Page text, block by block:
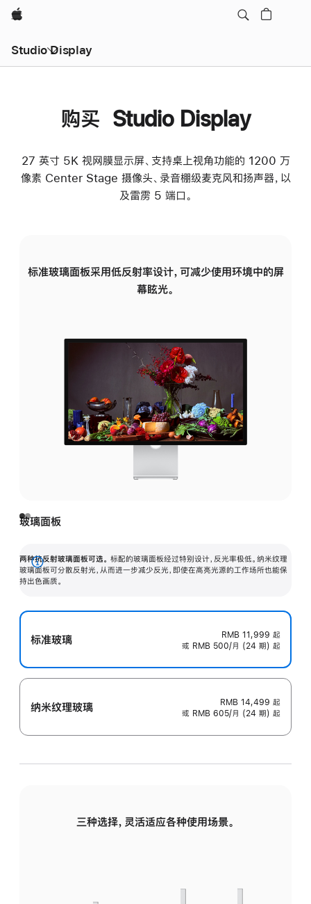
Apple
Studio Display
购买 Studio Display
27 英寸 5K 视网膜显示屏、支持桌上视角功能的 1200 万
像素 Center Stage 摄像头、录音棚级麦克风和扬声器，以
及雷雳 5 端口。
标准玻璃面板采用低反射率设计，可减少使用环境中的屏
幕眩光。
玻璃面板
两种抗反射玻璃面板可选。 标配的玻璃面板经过特别设计，反光率极低。纳米纹理
玻璃面板可分散反射光，从而进一步减少反光，即使在高亮光源的工作场所也能保
持出色画质。
展
开
标准玻璃 RMB 11,999 起
或 RMB 500/月 (24 期) 起
纳米纹理玻璃 RMB 14,499 起
或 RMB 605/月 (24 期) 起
三种选择，灵活适应各种使用场景。